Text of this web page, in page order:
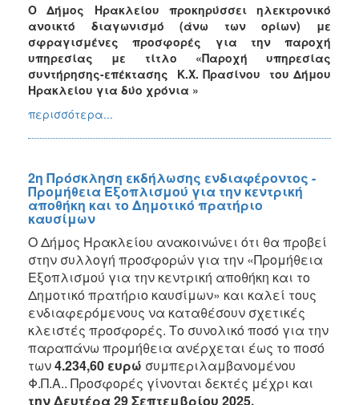
Ο Δήμος Ηρακλείου προκηρύσσει ηλεκτρονικό
ανοικτό διαγωνισμό (άνω των ορίων) με
σφραγισμένες προσφορές για την παροχή
υπηρεσίας με τίτλο «Παροχή υπηρεσίας
συντήρησης-επέκτασης Κ.Χ. Πρασίνου του Δήμου
Ηρακλείου για δύο χρόνια »
περισσότερα...
2η Πρόσκληση εκδήλωσης ενδιαφέροντος -
Προμήθεια Εξοπλισμού για την κεντρική
αποθήκη και το Δημοτικό πρατήριο
καυσίμων
Ο Δήμος Ηρακλείου ανακοινώνει ότι θα προβεί
στην συλλογή προσφορών για την «Προμήθεια
Εξοπλισμού για την κεντρική αποθήκη και το
Δημοτικό πρατήριο καυσίμων» και καλεί τους
ενδιαφερόμενους να καταθέσουν σχετικές
κλειστές προσφορές. Το συνολικό ποσό για την
παραπάνω προμήθεια ανέρχεται έως το ποσό
των4.234,60 ευρώ συμπεριλαμβανομένου
Φ.Π.Α.. Προσφορές γίνονται δεκτές μέχρι και
την Δευτέρα 29 Σεπτεμβρίου 2025.